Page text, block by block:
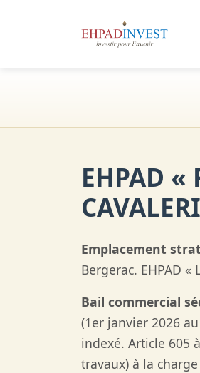
EHPAD «
Emplacement
Bergerac. EHPAD
Bail commercial
(1er janvier 2026
indexé. Article 605
travaux) à la